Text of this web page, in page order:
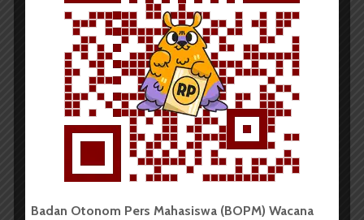
css=”.vc_custom_1477567839153{margin-bottom:
0px !important;}”]Vestibulum fringilla pede sit amet
augue. In turpis. Pellentesque posuere. Praesent
turpis.Aenean posuere, tortor sed cursus feugiat,
nunc augue blandit nunc, eu sollicitudin urna dolor
sagittis lacus. Donec elit libero, sodales nec, volutpat
a, suscipit non, turpis. Nullam sagittis.
Pellentesque auctor neque nec urna. Proin sapien
ipsum, porta a, auctor quis, euismod ut, mi. Aenean
Badan Otonom Pers Mahasiswa (BOPM) Wacana